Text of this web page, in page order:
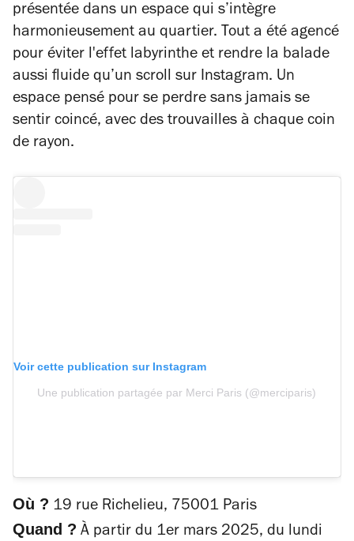
présentée dans un espace qui s’intègre
harmonieusement au quartier. Tout a été agencé
pour éviter l'effet labyrinthe et rendre la balade
aussi fluide qu’un scroll sur Instagram. Un
espace pensé pour se perdre sans jamais se
sentir coincé, avec des trouvailles à chaque coin
de rayon.
Voir cette publication sur Instagram
Une publication partagée par Merci Paris (@merciparis)
Où ? 19 rue Richelieu, 75001 Paris
Quand ? À partir du 1er mars 2025, du lundi